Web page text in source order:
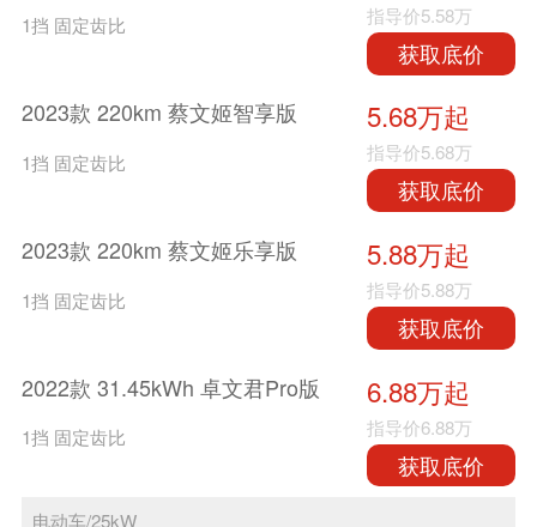
1挡 固定齿比 指导价5.58万
获取底价
2023款 220km 蔡文姬智享版
1挡 固定齿比
5.68万起
指导价5.68万
获取底价
2023款 220km 蔡文姬乐享版
1挡 固定齿比
5.88万起
指导价5.88万
获取底价
2022款 31.45kWh 卓文君Pro版
1挡 固定齿比
6.88万起
指导价6.88万
获取底价
电动车/25kW